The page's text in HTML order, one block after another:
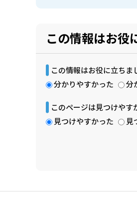
この情報はお役
この情報はお役に立ちま
分かりやすかった
分
このページは見つけやす
見つけやすかった
見
文